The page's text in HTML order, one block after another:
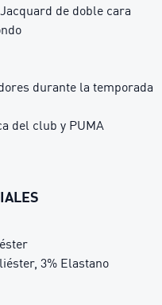
de doble cara
durante la temporada
del club y PUMA
3% Elastano